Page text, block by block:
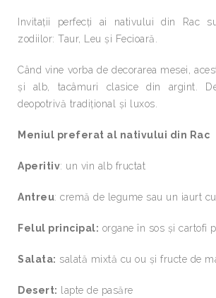
Invitaţii perfecţi ai nativului din Rac
zodiilor: Taur, Leu şi Fecioară.
Când vine vorba de decorarea mesei,
şi alb, tacâmuri clasice din argint.
deopotrivă tradiţional şi luxos.
Meniul preferat al nativului din Rac
Aperitiv: un vin alb fructat
Antreu: cremă de legume sau un iaurt
Felul principal: organe în sos şi cartofi
Salata: salată mixtă cu ou şi fructe de
Desert: lapte de pasăre